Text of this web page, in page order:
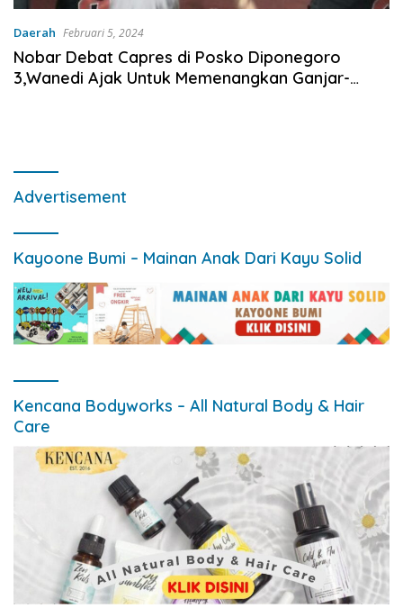
Daerah Februari 5, 2024
Nobar Debat Capres di Posko Diponegoro
3,Wanedi Ajak Untuk Memenangkan Ganjar-
Advertisement
Kayoone Bumi – Mainan Anak Dari Kayu Solid
Kencana Bodyworks – All Natural Body & Hair
Care